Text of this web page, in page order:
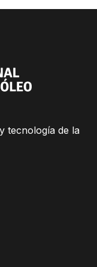
tecnología de la